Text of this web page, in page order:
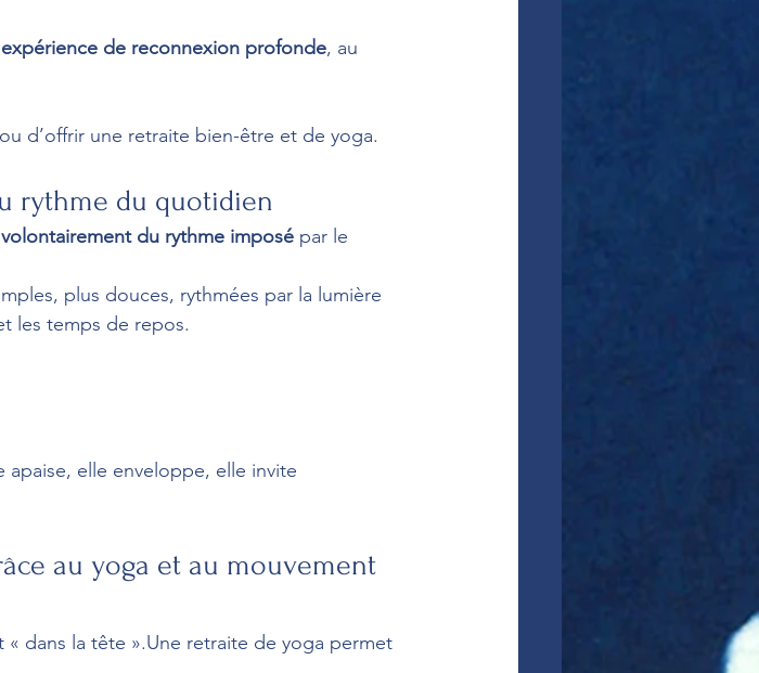
expérience de reconnexion profonde, au
d’offrir une retraite bien-être et de yoga.
rythme du quotidien
du rythme imposé par le
plus douces, rythmées par la lumière
les temps de repos.
apaise, elle enveloppe, elle invite
au yoga et au mouvement
« dans la tête ».Une retraite de yoga permet